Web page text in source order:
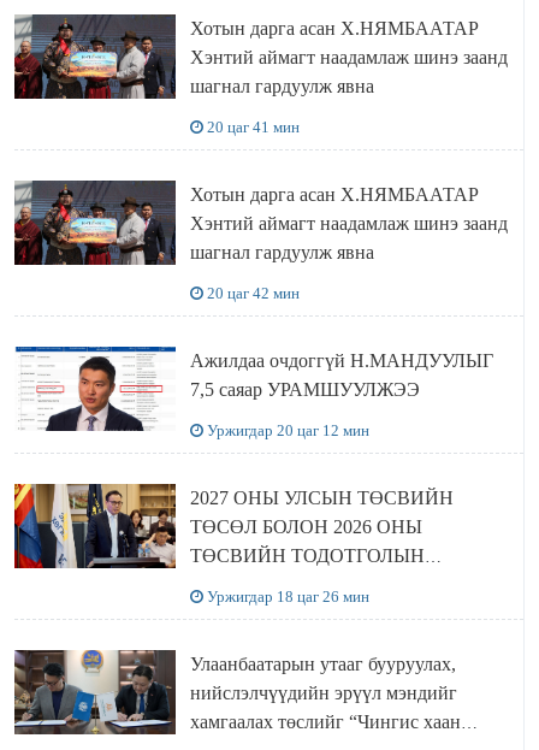
Хотын дарга асан Х.НЯМБААТАР
Хэнтий аймагт наадамлаж шинэ заанд
шагнал гардуулж явна
20 цаг 41 мин
Хотын дарга асан Х.НЯМБААТАР
Хэнтий аймагт наадамлаж шинэ заанд
шагнал гардуулж явна
20 цаг 42 мин
Ажилдаа очдоггүй Н.МАНДУУЛЫГ
7,5 саяар УРАМШУУЛЖЭЭ
Уржигдар 20 цаг 12 мин
2027 ОНЫ УЛСЫН ТӨСВИЙН
ТӨСӨЛ БОЛОН 2026 ОНЫ
ТӨСВИЙН ТОДОТГОЛЫН
Уржигдар 18 цаг 26 мин
Улаанбаатарын утааг бууруулах,
нийслэлчүүдийн эрүүл мэндийг
хамгаалах төслийг “Чингис хаан